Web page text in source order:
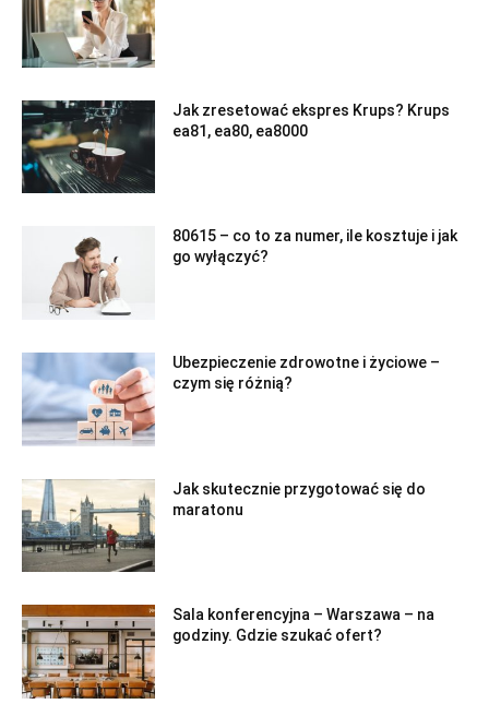
Jak zresetować ekspres Krups? Krups
ea81, ea80, ea8000
80615 – co to za numer, ile kosztuje i jak
go wyłączyć?
Ubezpieczenie zdrowotne i życiowe –
czym się różnią?
Jak skutecznie przygotować się do
maratonu
Sala konferencyjna – Warszawa – na
godziny. Gdzie szukać ofert?